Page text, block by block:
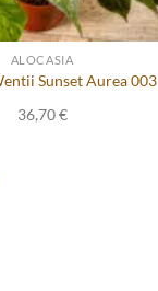
ALOCASIA
Sunset Aurea 003
36,70€